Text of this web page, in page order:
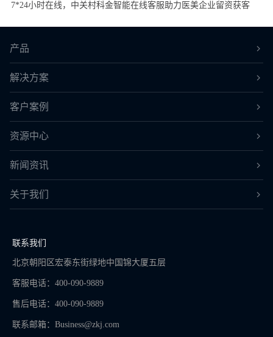
7*24小时在线，中关村科金智能在线客服助力医美企业留资获客
产品
解决方案
客户案例
资源中心
新闻资讯
关于我们
联系我们
北京朝阳区宏泰东街绿地中国锦大厦五层
客服电话：400-090-9889
售后电话：400-090-9889
联系邮箱： Business@zkj.com